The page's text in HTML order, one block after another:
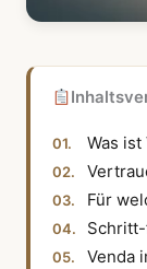
Was ist
Für
Venda